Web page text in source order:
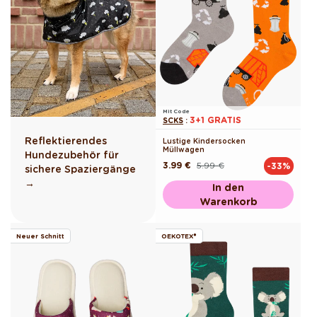
Reflektierendes
Hundezubehör für
sichere Spaziergänge
→
Mit Code
SCKS : 3+1 GRATIS
Lustige Kindersocken
Müllwagen
Normaler5.99 €
Verkaufspreis
3.99 € -33%
In den
Warenkorb
Neuer Schnitt OEKOTEX®